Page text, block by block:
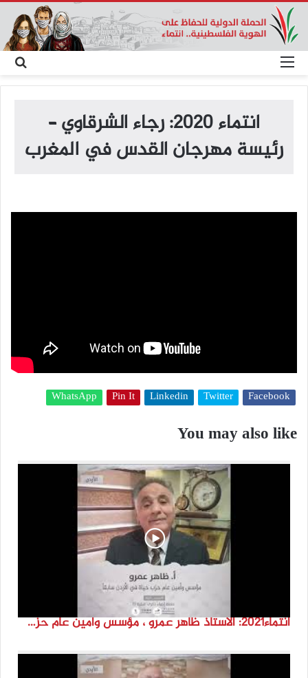
عن
انتماء 2020: رجاء الشرقاوي –
رئيسة مهرجان القدس في المغرب
Facebook
Twitter
Linkedin
Pin It
WhatsApp
You may also like
انتماء2021: الاستاذ ظاهر عمرو ، مؤسس وأمين عام حزب حياة في الاردن سابقاً، الاردن